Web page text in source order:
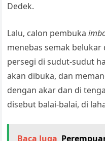
Dedek.
Lalu, calon pembuka
menebas semak
persegi di sudut-sudut
akan dibuka, dan
dengan akar dan di
disebut balai-balai, di
Baca Juga